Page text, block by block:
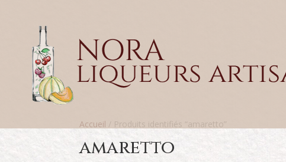
Accueil / Produits identifiés “amaretto”
amaretto